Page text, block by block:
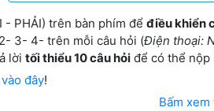
- PHẢI) trên bàn phím để điều khiển
3- 4- trên mỗi câu hỏi (Điện thoại:
lời tối thiểu 10 câu hỏi để có thể nộp
đây!
Bấm xem